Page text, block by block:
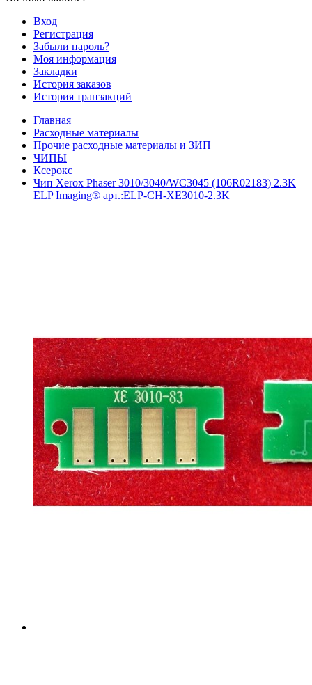
Вход
Регистрация
Забыли пароль?
Моя информация
Закладки
История заказов
История транзакций
Главная
Расходные материалы
Прочие расходные материалы и ЗИП
ЧИПЫ
Ксерокс
Чип Xerox Phaser 3010/3040/WC3045 (106R02183) 2.3K
ELP Imaging® арт.:ELP-CH-XE3010-2.3K